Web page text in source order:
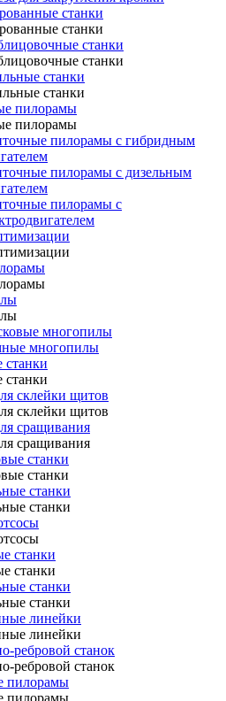
станки
станки
станки
станки
станки
станки
пилорамы
пилорамы
пилорамы с гибридным
пилорамы с дизельным
пилорамы с
многопилы
многопилы
станки
станки
склейки щитов
склейки щитов
сращивания
сращивания
станки
станки
станки
станки
станки
станки
станки
станки
линейки
линейки
ребровой станок
ребровой станок
пилорамы
пилорамы